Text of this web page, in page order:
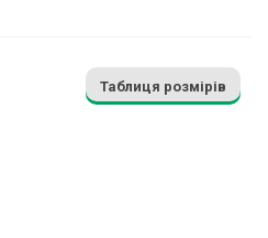
Таблиця розмірів